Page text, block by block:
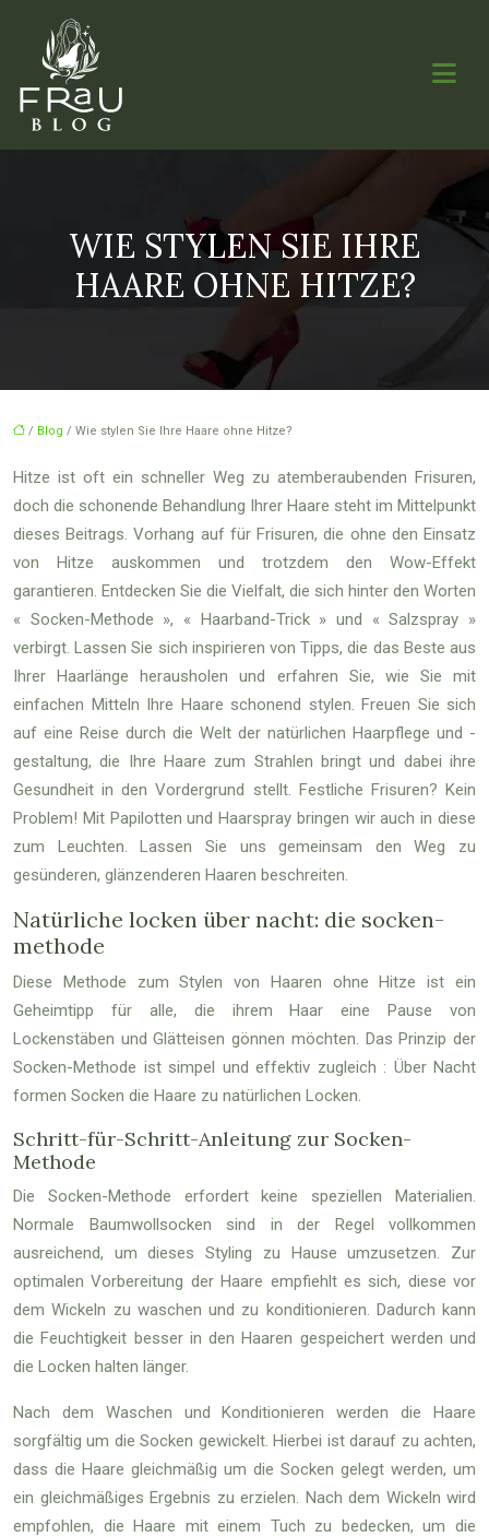
WIE STYLEN SIE IHRE
HAARE OHNE HITZE?
/ Blog / Wie stylen Sie Ihre Haare ohne Hitze?
Hitze ist oft ein schneller Weg zu atemberaubenden Frisuren,
doch die schonende Behandlung Ihrer Haare steht im Mittelpunkt
dieses Beitrags. Vorhang auf für Frisuren, die ohne den Einsatz
von Hitze auskommen und trotzdem den Wow-Effekt
garantieren. Entdecken Sie die Vielfalt, die sich hinter den Worten
« Socken-Methode », « Haarband-Trick » und « Salzspray »
verbirgt. Lassen Sie sich inspirieren von Tipps, die das Beste aus
Ihrer Haarlänge herausholen und erfahren Sie, wie Sie mit
einfachen Mitteln Ihre Haare schonend stylen. Freuen Sie sich
auf eine Reise durch die Welt der natürlichen Haarpflege und -
gestaltung, die Ihre Haare zum Strahlen bringt und dabei ihre
Gesundheit in den Vordergrund stellt. Festliche Frisuren? Kein
Problem! Mit Papilotten und Haarspray bringen wir auch in diese
zum Leuchten. Lassen Sie uns gemeinsam den Weg zu
gesünderen, glänzenderen Haaren beschreiten.
Natürliche locken über nacht: die socken-
methode
Diese Methode zum Stylen von Haaren ohne Hitze ist ein
Geheimtipp für alle, die ihrem Haar eine Pause von
Lockenstäben und Glätteisen gönnen möchten. Das Prinzip der
Socken-Methode ist simpel und effektiv zugleich : Über Nacht
formen Socken die Haare zu natürlichen Locken.
Schritt-für-Schritt-Anleitung zur Socken-
Methode
Die Socken-Methode erfordert keine speziellen Materialien.
Normale Baumwollsocken sind in der Regel vollkommen
ausreichend, um dieses Styling zu Hause umzusetzen. Zur
optimalen Vorbereitung der Haare empfiehlt es sich, diese vor
dem Wickeln zu waschen und zu konditionieren. Dadurch kann
die Feuchtigkeit besser in den Haaren gespeichert werden und
die Locken halten länger.
Nach dem Waschen und Konditionieren werden die Haare
sorgfältig um die Socken gewickelt. Hierbei ist darauf zu achten,
dass die Haare gleichmäßig um die Socken gelegt werden, um
ein gleichmäßiges Ergebnis zu erzielen. Nach dem Wickeln wird
empfohlen, die Haare mit einem Tuch zu bedecken, um die